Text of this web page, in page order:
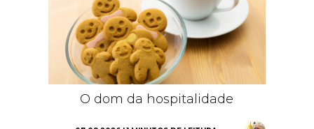
O dom da hospitalidade